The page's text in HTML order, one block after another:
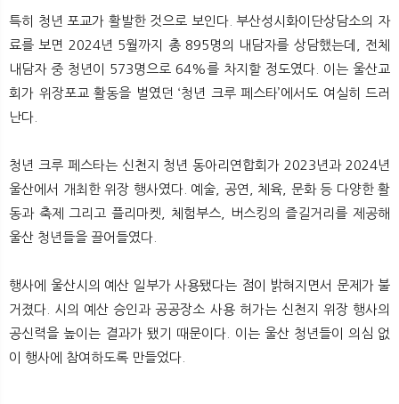
특히 청년 포교가 활발한 것으로 보인다. 부산성시화이단상담소의 자
료를 보면 2024년 5월까지 총 895명의 내담자를 상담했는데, 전체
내담자 중 청년이 573명으로 64%를 차지할 정도였다. 이는 울산교
회가 위장포교 활동을 벌였던 ‘청년 크루 페스타’에서도 여실히 드러
난다.
청년 크루 페스타는 신천지 청년 동아리연합회가 2023년과 2024년
울산에서 개최한 위장 행사였다. 예술, 공연, 체육, 문화 등 다양한 활
동과 축제 그리고 플리마켓, 체험부스, 버스킹의 즐길거리를 제공해
울산 청년들을 끌어들였다.
행사에 울산시의 예산 일부가 사용됐다는 점이 밝혀지면서 문제가 불
거졌다. 시의 예산 승인과 공공장소 사용 허가는 신천지 위장 행사의
공신력을 높이는 결과가 됐기 때문이다. 이는 울산 청년들이 의심 없
이 행사에 참여하도록 만들었다.